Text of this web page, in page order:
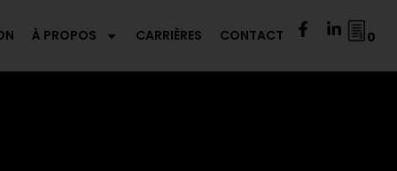
0
À PROPOS CARRIÈRES CONTACT